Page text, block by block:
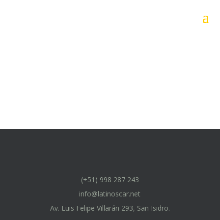
(+51) 998 287 243
info@latinoscar.net
Av. Luis Felipe Villarán 293, San Isidro.